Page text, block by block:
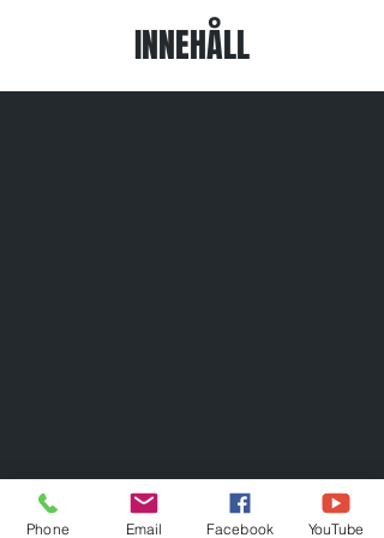
INNEHÅLL
Phone Email Facebook YouTube